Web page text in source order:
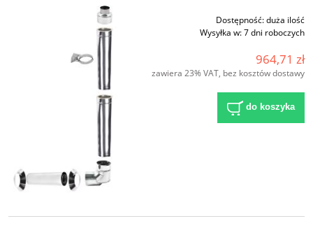
Dostępność:duża ilość
Wysyłka w:7 dni roboczych
964,71 zł
zawiera 23% VAT, bez kosztów dostawy
do koszyka